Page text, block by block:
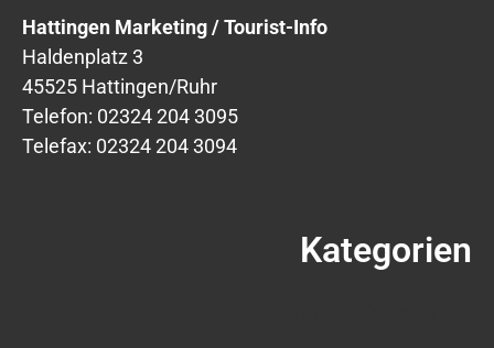
Hattingen Marketing / Tourist-Info
Haldenplatz 3
45525 Hattingen/Ruhr
Telefon: 02324 204 3095
Telefax: 02324 204 3094
Kategorien